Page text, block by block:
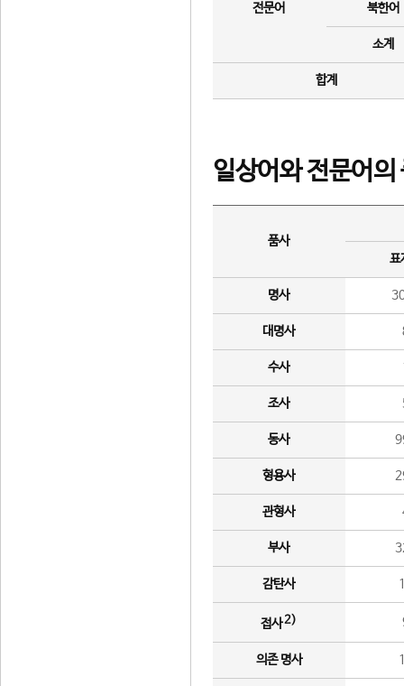
전문어 북한어
소계
합계
일상어와 전문어의
품사
표
명사
대명사
수사
조사
동사
형용사
관형사
부사
감탄사
접사2)
의존 명사